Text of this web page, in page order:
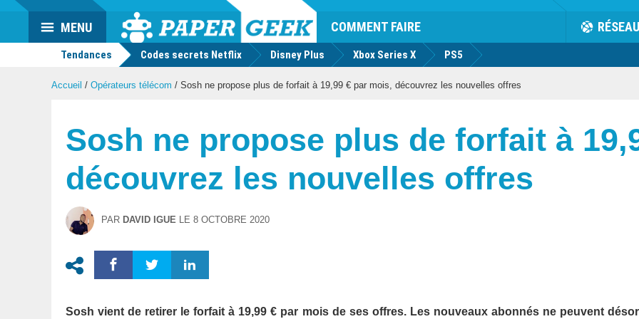
Actu
geek
COMMENT FAIRE RÉSEAU
MENU
Tendances Codes secrets Netflix Disney Plus Xbox Series X PS5
Accueil / Opérateurs télécom / Sosh ne propose plus de forfait à 19,99 € par mois, découvrez les nouvelles offres
Sosh ne propose plus de forfait à
découvrez les nouvelles offres
PAR DAVID IGUE LE 8 OCTOBRE 2020
Sosh vient de retirer le forfait à 19,99 € par mois de ses offres. Les nouveaux abonnés ne peuvent